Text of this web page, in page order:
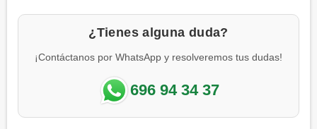
¿Tienes alguna duda?
¡Contáctanos por WhatsApp y resolveremos tus dudas!
696 94 34 37